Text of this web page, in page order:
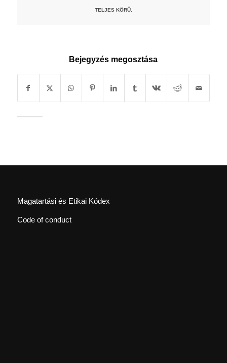
TELJES KÖRŰ.
Bejegyzés megosztása
Magatartási és Etikai Kódex
Code of conduct